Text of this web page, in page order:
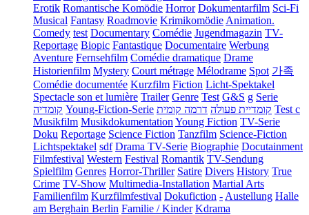
Erotik Romantische Komödie Horror Dokumentarfilm Sci-Fi
Musical Fantasy Roadmovie Krimikomödie Animation.
Comedy test Documentary Comédie Jugendmagazin TV-
Reportage Biopic Fantastique Documentaire Werbung
Aventure Fernsehfilm Comédie dramatique Drame
Historienfilm Mystery Court métrage Mélodrame Spot 가족
Comédie documentée Kurzfilm Fiction Licht-Spektakel
Spectacle son et lumière Trailer Genre Test G&S g Serie
קומדיה Young-Fiction-Serie קומדיית פעולה דרמה קומית
Test c
Musikfilm Musikdokumentation Young Fiction TV-Serie
Doku Reportage Science Fiction Tanzfilm Science-Fiction
Lichtspektakel sdf Drama TV-Serie Biographie Docutainment
Filmfestival Western Festival Romantik TV-Sendung
Spielfilm Genres Horror-Thriller Satire Divers History True
Crime TV-Show Multimedia-Installation Martial Arts
Familienfilm Kurzfilmfestival Dokufiction - Austellung Halle
am Berghain Berlin Familie / Kinder Kdrama